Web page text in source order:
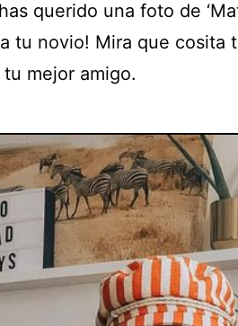
querido una foto de
tu novio! Mira que cosita
mejor amigo.